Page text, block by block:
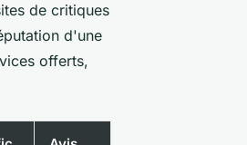
de critiques
d'une
offerts,